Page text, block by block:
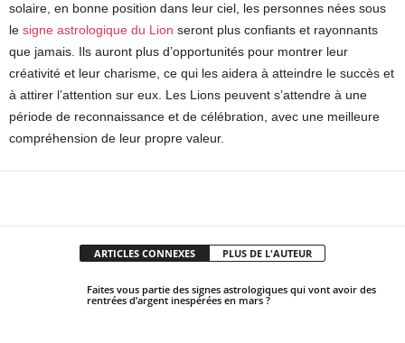
solaire, en bonne position dans leur ciel, les personnes nées sous
le signe astrologique du Lion seront plus confiants et rayonnants
que jamais. Ils auront plus d’opportunités pour montrer leur
créativité et leur charisme, ce qui les aidera à atteindre le succès et
à attirer l’attention sur eux. Les Lions peuvent s’attendre à une
période de reconnaissance et de célébration, avec une meilleure
compréhension de leur propre valeur.
ARTICLES CONNEXES PLUS DE L'AUTEUR
Faites vous partie des signes astrologiques qui vont avoir des
rentrées d’argent inespérées en mars ?